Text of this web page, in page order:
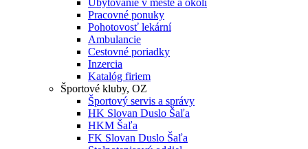
Ubytovanie v meste a okolí
Pracovné ponuky
Pohotovosť lekární
Ambulancie
Cestovné poriadky
Inzercia
Katalóg firiem
Športové kluby, OZ
Športový servis a správy
HK Slovan Duslo Šaľa
HKM Šaľa
FK Slovan Duslo Šaľa